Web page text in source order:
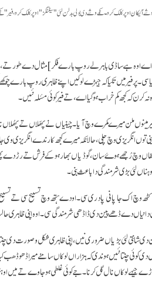
آئیکان اوپر کلک کرو۔ نکے وشے دی بولی بدلن لئی "سیٹنگز" اوپر کلک کرو،
اوہ ہے ساڈی باہرلے روپ بارے فکر]مثال دے طور تے،
سی۔ پر فیر میں تکیا کہ جیہڑے لوکیں اپنے ظاہری روپ بارے
کرن کہ کجھ کم خراب ہو گیا اے، تے فیر کوئی مسٔلہ نئیں۔
سفیر مینوں ملن میرے کمرے وچ آیا۔ چینیاں نے پھَلاں تے
توں انگریزی وچ چلی، حالانکہ میرے کجھ کارندے
وچ رُجھے ہوۓ سان، گوڈیاں بھار ہو کے فرش تے رڑدے
لئی بڑی شرمندگی دا باعث بنی۔
اک جاپانی پادری سی۔ اودے ہتھ وچ تسبیح سی تے تسبیح دا
دے ڈھے پین دی ڈاڈھی شرمندگی سی۔ اوہ اپنی ظاہری
شانتی لئی بڑیاں ضروری نیں، اپنی ظاہری شکل و صورت دی چنتا
دی کوئی چنتا نئیں ہوندی کہ ہزاراں لوکاں سامنے میرا
لوکاں نال گل کرنا۔ جے کوئی غلطی ہو جاوے تے میں